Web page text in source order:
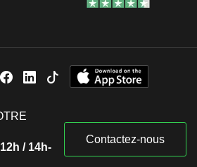
/ 14h-
Contactez-nous